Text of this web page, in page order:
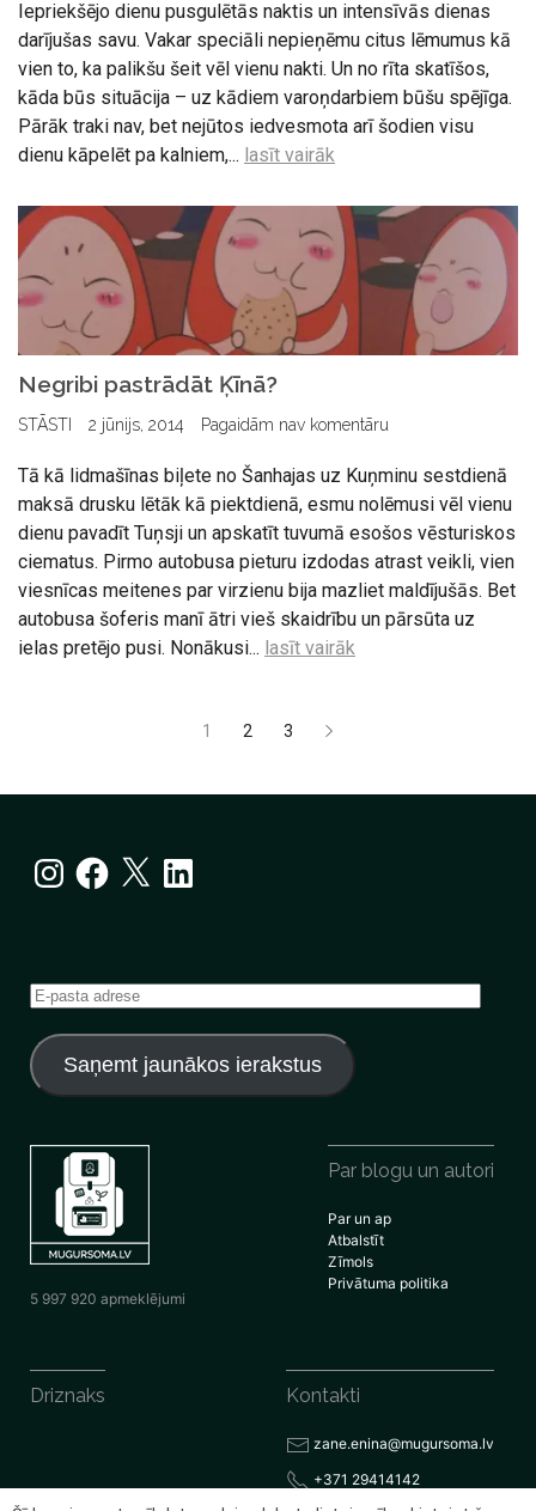
Iepriekšējo dienu pusgulētās naktis un intensīvās dienas
darījušas savu. Vakar speciāli nepieņēmu citus lēmumus kā
vien to, ka palikšu šeit vēl vienu nakti. Un no rīta skatīšos,
kāda būs situācija – uz kādiem varoņdarbiem būšu spējīga.
Pārāk traki nav, bet nejūtos iedvesmota arī šodien visu
dienu kāpelēt pa kalniem,... lasīt vairāk
Negribi pastrādāt Ķīnā?
STĀSTI 2 jūnijs, 2014 Pagaidām nav komentāru
Tā kā lidmašīnas biļete no Šanhajas uz Kuņminu sestdienā
maksā drusku lētāk kā piektdienā, esmu nolēmusi vēl vienu
dienu pavadīt Tuņsji un apskatīt tuvumā esošos vēsturiskos
ciematus. Pirmo autobusa pieturu izdodas atrast veikli, vien
viesnīcas meitenes par virzienu bija mazliet maldījušās. Bet
autobusa šoferis manī ātri vieš skaidrību un pārsūta uz
ielas pretējo pusi. Nonākusi... lasīt vairāk
lappusēm
1 2 3
InstagramFacebook
X LinkedIn
E-
adrese
Saņemt jaunākos ierakstus
5 997 920 apmeklējumi
Par blogu un autori
Par un ap
Atbalstīt
Zīmols
Privātuma politika
Driznaks Kontakti
zane.enina@mugursoma.lv
+371 29414142